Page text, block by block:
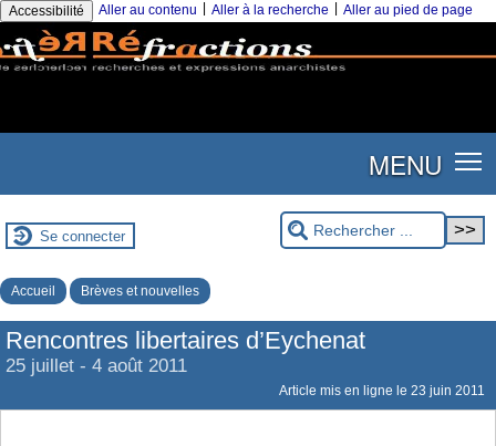
Accessibilité Aller au contenu Aller à la recherche Aller au pied de page
MENU
Se connecter
Accueil Brèves et nouvelles
Rencontres libertaires d’Eychenat
25 juillet - 4 août 2011
Article mis en ligne le 23 juin 2011